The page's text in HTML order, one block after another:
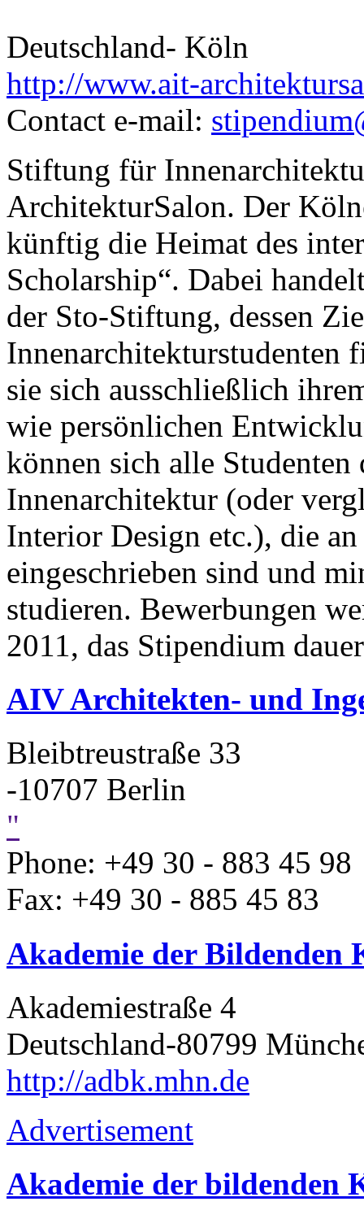
Deutschland- Köln
http://www.ait-
Contact e-mail:
Stiftung für
ArchitekturSalon. Der
künftig die Heimat des
Scholarship“. Dabei
der Sto-Stiftung, dessen
Innenarchitekturstudenten
sie sich ausschließlich
wie persönlichen
können sich alle
Innenarchitektur (oder
Interior Design etc.), die
eingeschrieben sind und
studieren. Bewerbungen
2011, das Stipendium
AIV Architekten- und
Bleibtreustraße 33
-10707 Berlin
"
Phone: +49 30 - 883 45 98
Fax: +49 30 - 885 45 83
Akademie der Bildenden
Akademiestraße 4
Deutschland-80799
http://adbk.mhn.de
Advertisement
Akademie der bildenden